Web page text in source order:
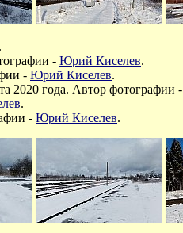
- Юрий Киселев.
- Юрий Киселев.
2020 года. Автор фотографии -
.
- Юрий Киселев.